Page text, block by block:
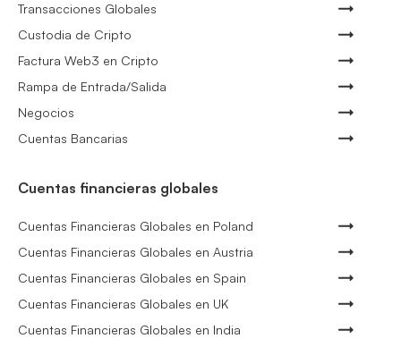
Transacciones Globales
Custodia de Cripto
Factura Web3 en Cripto
Rampa de Entrada/Salida
Negocios
Cuentas Bancarias
Cuentas financieras globales
Cuentas Financieras Globales en Poland
Cuentas Financieras Globales en Austria
Cuentas Financieras Globales en Spain
Cuentas Financieras Globales en UK
Cuentas Financieras Globales en India